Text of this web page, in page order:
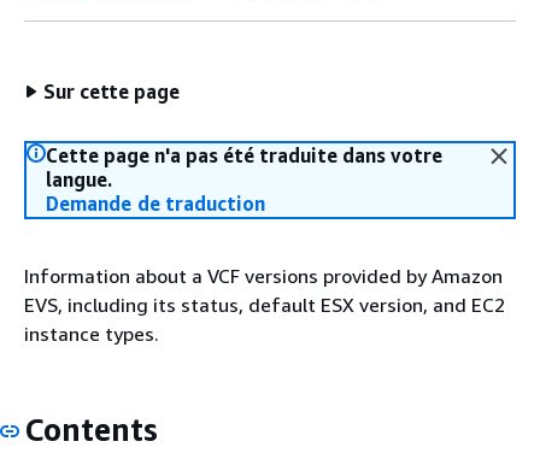
Sur cette page
Cette page n'a pas été traduite dans votre
langue.
Demande de traduction
Information about a VCF versions provided by Amazon
EVS, including its status, default ESX version, and EC2
instance types.
Contents